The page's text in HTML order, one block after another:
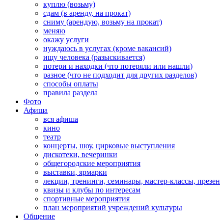
куплю (возьму)
сдам (в аренду, на прокат)
сниму (арендую, возьму на прокат)
меняю
окажу услуги
нуждаюсь в услугах (кроме вакансий)
ищу человека (разыскивается)
потери и находки (что потеряли или нашли)
разное (что не подходит для других разделов)
способы оплаты
правила раздела
Фото
Афиша
вся афиша
кино
театр
концерты, шоу, цирковые выступления
дискотеки, вечеринки
общегородские мероприятия
выставки, ярмарки
лекции, тренинги, семинары, мастер-классы,
квизы и клубы по интересам
спортивные мероприятия
план мероприятий учреждений культуры
Общение